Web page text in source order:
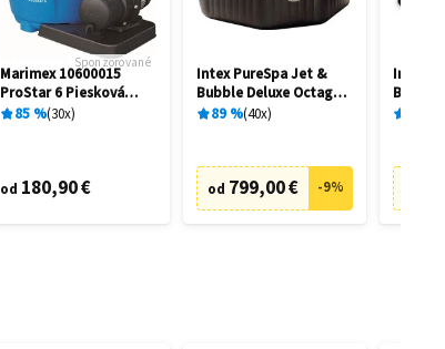
Sponzorované
Marimex 10600015
ProStar 6 Piesková
filtrácia
85 % 30x
od 180,90 €
Intex PureSpa Jet &
Bubble Deluxe Octagon
28462
89 % 40x
od 799,00 € -9%
Intex
Bubble
28458